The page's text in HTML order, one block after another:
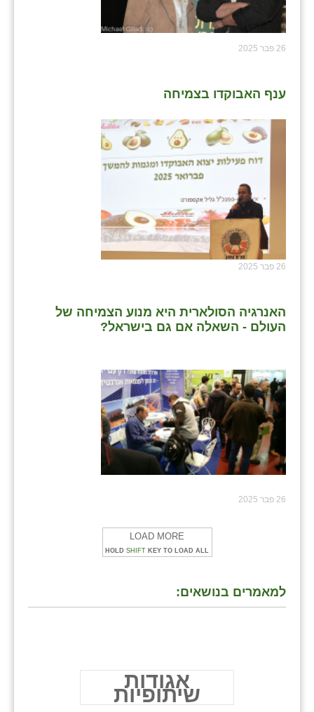
26 פבר 2025
ענף האבוקדו בצמיחה
26 פבר 2025
האנרגיה הסולארית היא מנוע הצמיחה של
העולם - השאלה אם גם בישראל?
26 פבר 2025
LOAD MORE
HOLD SHIFT KEY TO LOAD ALL
למאמרים בנושאים:
אגודות
שיתופיות